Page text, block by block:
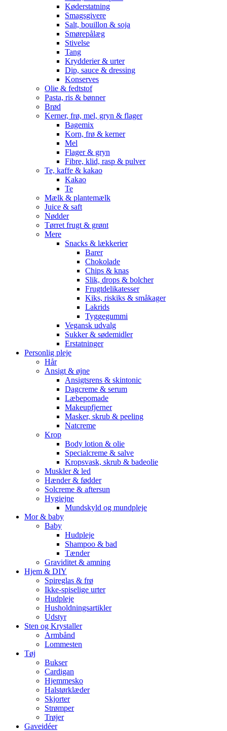
Køderstatning
Smagsgivere
Salt, bouillon & soja
Smørepålæg
Stivelse
Tang
Krydderier & urter
Dip, sauce & dressing
Konserves
Olie & fedtstof
Pasta, ris & bønner
Brød
Kerner, frø, mel, gryn & flager
Bagemix
Korn, frø & kerner
Mel
Flager & gryn
Fibre, klid, rasp & pulver
Te, kaffe & kakao
Kakao
Te
Mælk & plantemælk
Juice & saft
Nødder
Tørret frugt & grønt
Mere
Snacks & lækkerier
Barer
Chokolade
Chips & knas
Slik, drops & bolcher
Frugtdelikatesser
Kiks, riskiks & småkager
Lakrids
Tyggegummi
Vegansk udvalg
Sukker & sødemidler
Erstatninger
Personlig pleje
Hår
Ansigt & øjne
Ansigtsrens & skintonic
Dagcreme & serum
Læbepomade
Makeupfjerner
Masker, skrub & peeling
Natcreme
Krop
Body lotion & olie
Specialcreme & salve
Kropsvask, skrub & badeolie
Muskler & led
Hænder & fødder
Solcreme & aftersun
Hygiejne
Mundskyld og mundpleje
Mor & baby
Baby
Hudpleje
Shampoo & bad
Tænder
Graviditet & amning
Hjem & DIY
Spireglas & frø
Ikke-spiselige urter
Hudpleje
Husholdningsartikler
Udstyr
Sten og Krystaller
Armbånd
Lommesten
Tøj
Bukser
Cardigan
Hjemmesko
Halstørklæder
Skjorter
Strømper
Trøjer
Gaveidéer